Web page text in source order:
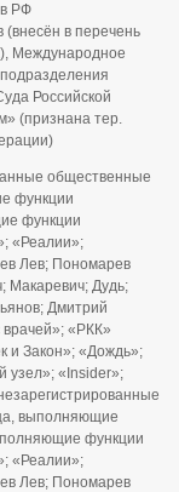
РФ
в перечень
Международное
Российской
(признана тер.
общественные
функции
функции
«Реалии»;
Лев; Пономарев
Макаревич; Дудь;
Дмитрий
«РКК»
и Закон»; «Дождь»;
узел»; «Insider»;
выполняющие
функции
«Реалии»;
Лев; Пономарев